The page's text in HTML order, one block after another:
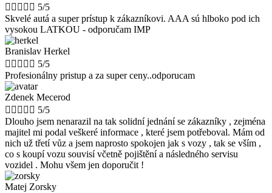
     5/5
Skvelé autá a super prístup k zákazníkovi. AAA sú hlboko pod ich
vysokou LATKOU - odporučam IMP
Branislav Herkel
     5/5
Profesionálny pristup a za super ceny..odporucam
Zdenek Mecerod
     5/5
Dlouho jsem nenarazil na tak solidní jednání se zákazníky , zejména
majitel mi podal veškeré informace , které jsem potřeboval. Mám od
nich už třetí vůz a jsem naprosto spokojen jak s vozy , tak se vším ,
co s koupí vozu souvisí včetně pojištění a následného servisu
vozidel . Mohu všem jen doporučit !
Matej Zorsky